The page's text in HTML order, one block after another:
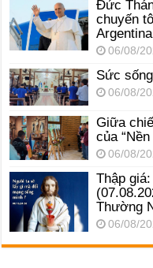
Đức
chuyến
06/08/
Sức
06/08/
Giữa
của
06/08/
Thập
Thường
06/08/